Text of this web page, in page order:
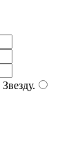
Звезду.